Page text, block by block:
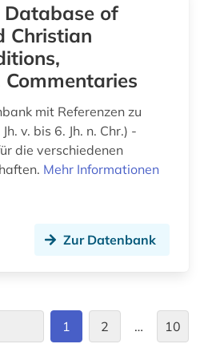
kunsttechnologie (1)
Database of
Christian
mit Referenzen zu
v. bis 6. Jh. n. Chr.) -
die verschiedenen
Mehr Informationen
Zur Datenbank
1 2 … 10